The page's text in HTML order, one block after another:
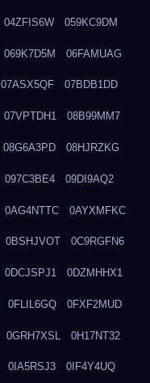
04ZFIS6W 059KC9DM
069K7D5M 06FAMUAG
07ASX5QF 07BDB1DD
07VPTDH1 08B99MM7
08G6A3PD 08HJRZKG
097C3BE4 09DI9AQ2
0AG4NTTC 0AYXMFKC
0BSHJVOT 0C9RGFN6
0DCJSPJ1 0DZMHHX1
0FLIL6GQ 0FXF2MUD
0GRH7XSL 0H17NT32
0IA5RSJ3 0IF4Y4UQ